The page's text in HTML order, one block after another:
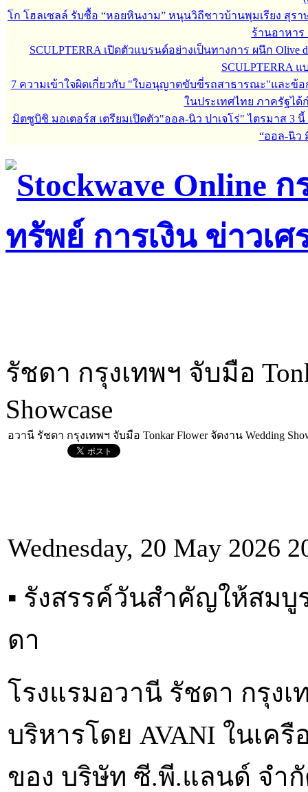
โก โฮลเซลล์ รับซื้อ “หอยหินงาม” หนุนวิถีชาวบ้านพุมเรียง สุรา
ร้านอาหาร
SCULPTERRA เปิดตัวแบรนด์อย่างเป็นทางการ ผนึก Olive
SCULPTERRA
7 ความเข้าใจผิดเกี่ยวกับ "ใบอนุญาตขับขี่รถสาธารณะ"และข้
ในประเทศไทย ภาครัฐไ
มิตซูบิชิ มอเตอร์ส เตรียมเปิดตัว"ออล-นิว ปาเจโร่" ไตรมาส 3 นี้
“ออล-นิว
รัชดา กรุงเทพฯ จับมือ
Showcase
อวานี รัชดา กรุงเทพฯ จับมือ Tonkar Flower จัดงาน Wedding
Wednesday, 20 May 2026
▪︎ รังสรรค์วันสำคัญให้สม
ดา
โรงแรมอวานี รัชดา กรุงเท
บริหารโดย AVANI ในเค
ของ บริษัท ซี.พี.แลนด์ จำ